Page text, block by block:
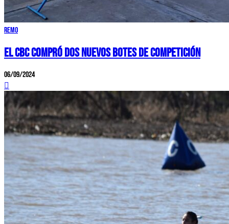
Remo
EL CBC COMPRÓ DOS NUEVOS BOTES DE COMPETICIÓN
06/09/2024